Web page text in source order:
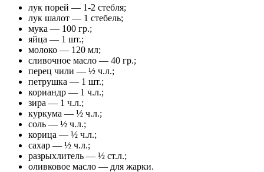
лук порей — 1-2 стебля;
лук шалот — 1 стебель;
мука — 100 гр.;
яйца — 1 шт.;
молоко — 120 мл;
сливочное масло — 40 гр.;
перец чили — ½ ч.л.;
петрушка — 1 шт.;
кориандр — 1 ч.л.;
зира — 1 ч.л.;
куркума — ½ ч.л.;
соль — ½ ч.л.;
корица — ½ ч.л.;
сахар — ½ ч.л.;
разрыхлитель — ½ ст.л.;
оливковое масло — для жарки.